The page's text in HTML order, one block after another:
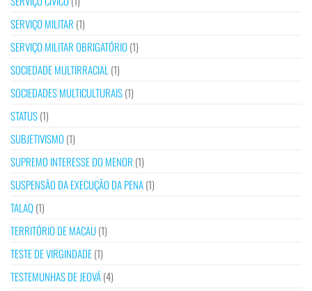
SERVIÇO MILITAR (1)
SERVIÇO MILITAR OBRIGATÓRIO (1)
SOCIEDADE MULTIRRACIAL (1)
SOCIEDADES MULTICULTURAIS(1)
STATUS(1)
SUBJETIVISMO (1)
SUPREMO INTERESSE DO MENOR (1)
SUSPENSÃO DA EXECUÇÃO DA PENA(1)
TALAQ(1)
TERRITÓRIO DE MACAU(1)
TESTE DE VIRGINDADE(1)
TESTEMUNHAS DE JEOVÁ(4)